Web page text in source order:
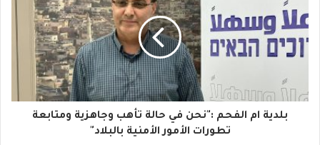
ك
ت
و
بلدية ام الفحم :"نحن في حالة تأهب وجاهزية ومتابعة
تطورات الأمور الأمنية بالبلاد"